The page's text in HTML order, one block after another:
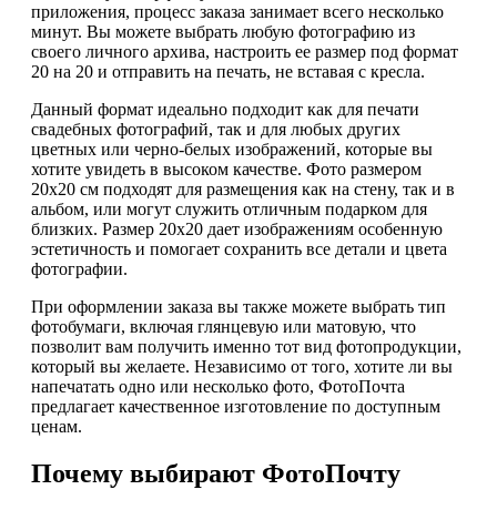
приложения, процесс заказа занимает всего несколько
минут. Вы можете выбрать любую фотографию из
своего личного архива, настроить ее размер под формат
20 на 20 и отправить на печать, не вставая с кресла.
Данный формат идеально подходит как для печати
свадебных фотографий, так и для любых других
цветных или черно-белых изображений, которые вы
хотите увидеть в высоком качестве. Фото размером
20х20 см подходят для размещения как на стену, так и в
альбом, или могут служить отличным подарком для
близких. Размер 20х20 дает изображениям особенную
эстетичность и помогает сохранить все детали и цвета
фотографии.
При оформлении заказа вы также можете выбрать тип
фотобумаги, включая глянцевую или матовую, что
позволит вам получить именно тот вид фотопродукции,
который вы желаете. Независимо от того, хотите ли вы
напечатать одно или несколько фото, ФотоПочта
предлагает качественное изготовление по доступным
ценам.
Почему выбирают ФотоПочту